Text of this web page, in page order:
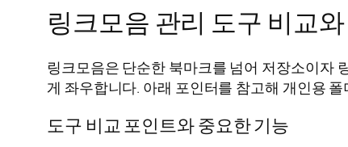
링크모음 관리 도구 비교
링크모음은 단순한 북마크를 넘어 저장소이자
게 좌우합니다. 아래 포인터를 참고해 개인용
도구 비교 포인트와 중요한 기능